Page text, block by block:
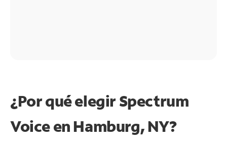
¿Por qué elegir Spectrum
Voice en Hamburg, NY?